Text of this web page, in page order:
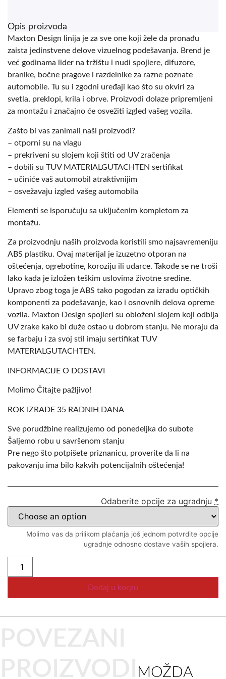
Opis proizvoda
Maxton Design linija je za sve one koji žele da pronađu
zaista jedinstvene delove vizuelnog podešavanja. Brend je
već godinama lider na tržištu i nudi spojlere, difuzore,
branike, bočne pragove i razdelnike za razne poznate
automobile. Tu su i zgodni uređaji kao što su okviri za
svetla, preklopi, krila i obrve. Proizvodi dolaze pripremljeni
za montažu i značajno će osvežiti izgled vašeg vozila.
Zašto bi vas zanimali naši proizvodi?
– otporni su na vlagu
– prekriveni su slojem koji štiti od UV zračenja
– dobili su TUV MATERIALGUTACHTEN sertifikat
– učiniće vaš automobil atraktivnijim
– osvežavaju izgled vašeg automobila
Elementi se isporučuju sa uključenim kompletom za
montažu.
Za proizvodnju naših proizvoda koristili smo najsavremeniju
ABS plastiku. Ovaj materijal je izuzetno otporan na
oštećenja, ogrebotine, koroziju ili udarce. Takođe se ne troši
lako kada je izložen teškim uslovima životne sredine.
Upravo zbog toga je ABS tako pogodan za izradu optičkih
komponenti za podešavanje, kao i osnovnih delova opreme
vozila. Maxton Design spojleri su obloženi slojem koji odbija
UV zrake kako bi duže ostao u dobrom stanju. Ne moraju da
se farbaju i za svoj stil imaju sertifikat TUV
MATERIALGUTACHTEN.
INFORMACIJE O DOSTAVI
Molimo Čitajte pažljivo!
ROK IZRADE 35 RADNIH DANA
Sve porudžbine realizujemo od ponedeljka do subote
Šaljemo robu u savršenom stanju
Pre nego što potpišete priznanicu, proverite da li na
pakovanju ima bilo kakvih potencijalnih oštećenja!
Odaberite opcije za ugradnju *
Molimo vas da prilikom plaćanja još jednom potvrdite opcije
ugradnje odnosno dostave vaših spojlera.
Dodaj u korpu
MOŽDA